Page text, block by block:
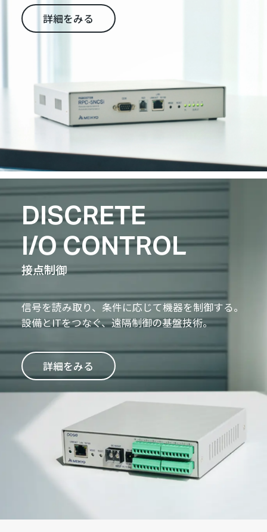
詳細をみる
DISCRETE
I/O CONTROL
接点制御
信号を読み取り、条件に応じて機器を制御する。
設備とITをつなぐ、遠隔制御の基盤技術。
詳細をみる